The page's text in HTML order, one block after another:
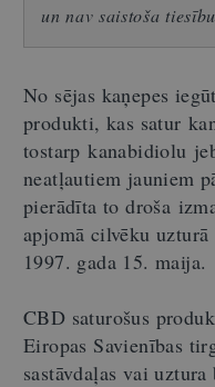
un nav saistoša
No sējas kaņepes
produkti, kas satur
tostarp kanabidiolu
neatļautiem jauniem
pierādīta to droša
apjomā cilvēku
1997. gada 15. maija.
CBD saturošus
Eiropas Savienības
sastāvdaļas vai uztura